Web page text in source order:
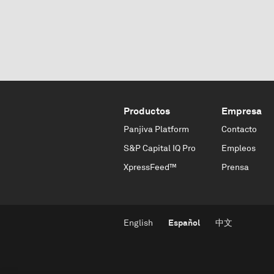
Productos
Panjiva Platform
S&P Capital IQ Pro
XpressFeed™
Empresa
Contacto
Empleos
Prensa
English Español 中文